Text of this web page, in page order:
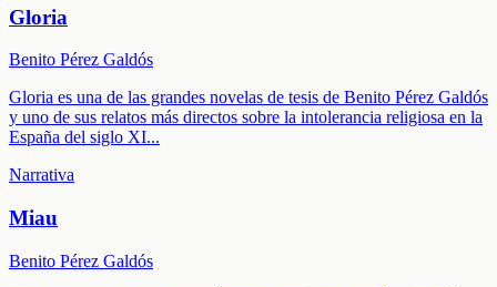
Gloria
Benito Pérez Galdós
Gloria es una de las grandes novelas de tesis de Benito Pérez Galdós
y uno de sus relatos más directos sobre la intolerancia religiosa en la
España del siglo XI...
Narrativa
Miau
Benito Pérez Galdós